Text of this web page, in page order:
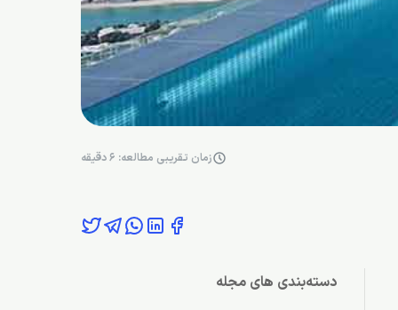
زمان تقریبی مطالعه: 6 دقیقه
دسته‌بندی های مجله